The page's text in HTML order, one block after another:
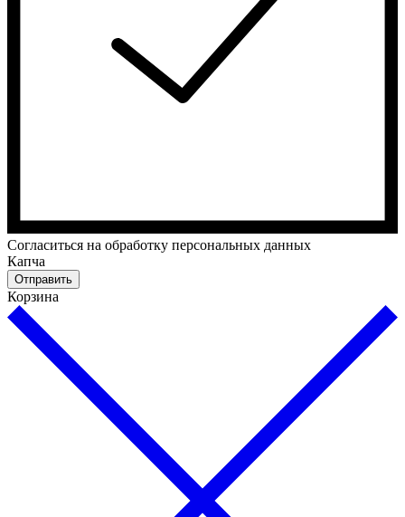
Cогласиться на обработку персональных данных
Капча
Отправить
Корзина